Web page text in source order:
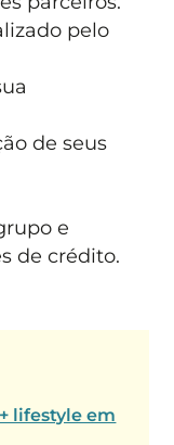
pelo
de seus
e
de crédito.
lifestyle em